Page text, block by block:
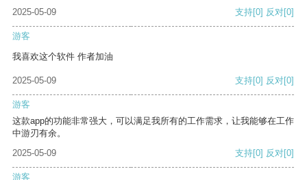
2025-05-09 支持[0] 反对[0]
游客
我喜欢这个软件 作者加油
2025-05-09 支持[0] 反对[0]
游客
这款app的功能非常强大，可以满足我所有的工作需求，让我能够在工作
中游刃有余。
2025-05-09
支持[0] 反对[0]
游客